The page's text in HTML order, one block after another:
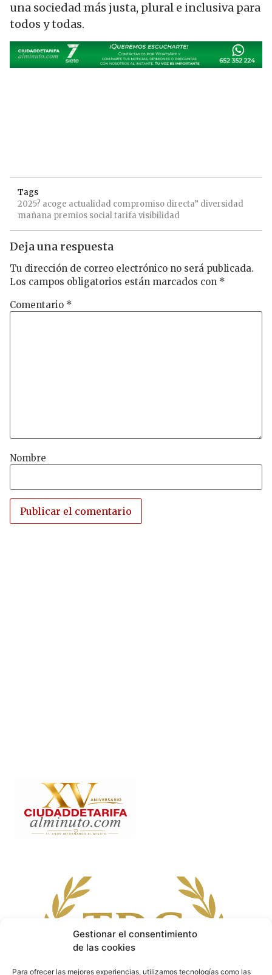
Gestionar el consentimiento
de las cookies
Para ofrecer las mejores experiencias, utilizamos tecnologías como las
una sociedad más justa, plural e inclusiva para
todos y todas.
Tags
2025? acoge actualidad compromiso directa” diversidad
mañana premios socialtarifa visibilidad
Deja una respuesta
Tu dirección de correo electrónico no será publicada.
Los campos obligatorios están marcados con *
Comentario *
Nombre